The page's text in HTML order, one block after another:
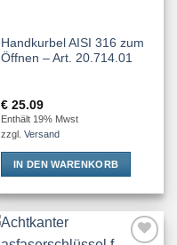
Handkurbel AISI 316 zum
Öffnen – Art. 20.714.01
€ 25.09
Enthält 19% Mwst
zzgl.Versand
IN DEN WARENKORB